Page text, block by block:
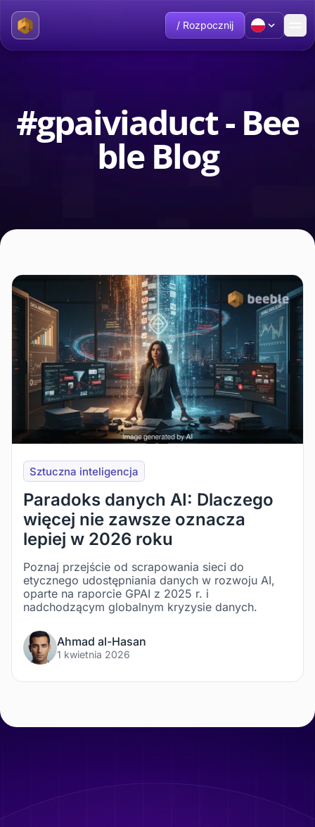
/ Rozpocznij
#gpaiviaduct - Bee
ble Blog
Sztuczna inteligencja
Paradoks danych AI: Dlaczego
więcej nie zawsze oznacza
lepiej w 2026 roku
Poznaj przejście od scrapowania sieci do
etycznego udostępniania danych w rozwoju AI,
oparte na raporcie GPAI z 2025 r. i
nadchodzącym globalnym kryzysie danych.
Ahmad al-Hasan
1 kwietnia 2026